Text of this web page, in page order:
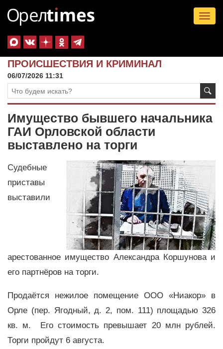
ПРОИСШЕСТВИЯ И КРИМИНАЛ
06/07/2026 11:31
Имущество бывшего начальника
ГАИ Орловской области
выставлено на торги
Судебные
приставы
выставили
арестованное имущество Александра Коршунова и
его партнёров на торги.
Продаётся нежилое помещение ООО «Ниакор» в
Орле (пер. Ягодный, д. 2, пом. 111) площадью 326
кв. м. Его стоимость превышает 20 млн рублей.
Торги пройдут 6 августа.